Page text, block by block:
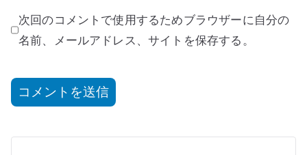
次回のコメントで使用するためブラウザーに自分の
名前、メールアドレス、サイトを保存する。